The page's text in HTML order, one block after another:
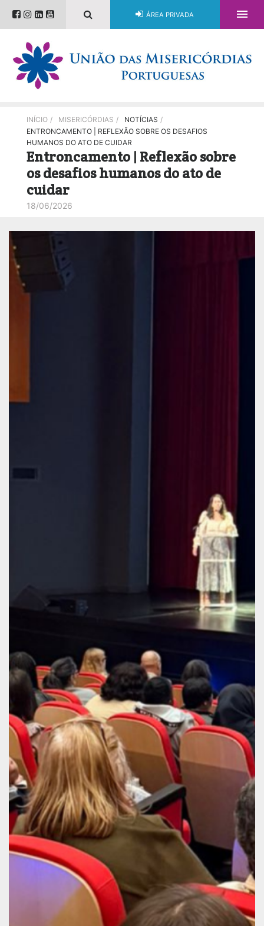
ÁREA PRIVADA 
INÍCIO / MISERICÓRDIAS / NOTÍCIAS /
ENTRONCAMENTO | REFLEXÃO SOBRE OS DESAFIOS
HUMANOS DO ATO DE CUIDAR
Entroncamento | Reflexão sobre
os desafios humanos do ato de
cuidar
18/06/2026